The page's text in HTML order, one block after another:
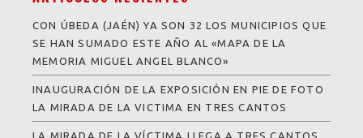
CON ÚBEDA (JAÉN) YA SON 32 LOS MUNICIPIOS QUE
SE HAN SUMADO ESTE AÑO AL «MAPA DE LA
MEMORIA MIGUEL ANGEL BLANCO»
INAUGURACIÓN DE LA EXPOSICIÓN EN PIE DE FOTO
LA MIRADA DE LA VICTIMA EN TRES CANTOS
LA MIRADA DE LA VÍCTIMA LLEGA A TRES CANTOS